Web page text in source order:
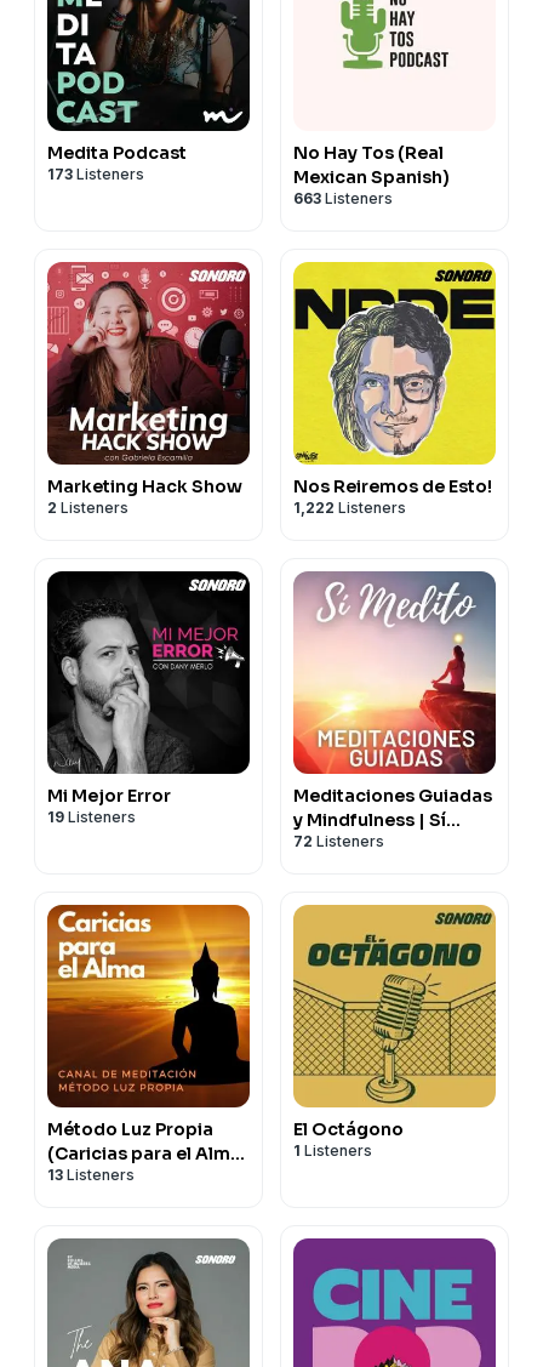
Medita Podcast
173 Listeners
No Hay Tos (Real
Mexican Spanish)
663 Listeners
Marketing Hack Show
2 Listeners
Nos Reiremos de Esto!
1,222 Listeners
Mi Mejor Error
19 Listeners
Meditaciones Guiadas
y Mindfulness | Sí
Medito
72 Listeners
Método Luz Propia
(Caricias para el Alma)
- Canal de Meditación
13 Listeners
El Octágono
1 Listeners